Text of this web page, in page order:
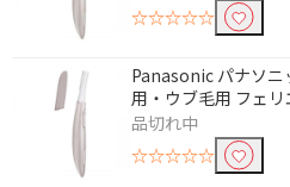
☆☆☆☆☆
Panasonic パナソニ
用・ウブ毛用 フェ
品切れ中
☆☆☆☆☆